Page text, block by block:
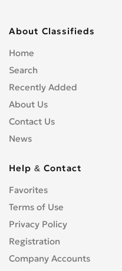
About Classifieds
Home
Search
Recently Added
About Us
Contact Us
News
Help & Contact
Favorites
Terms of Use
Privacy Policy
Registration
Company Accounts